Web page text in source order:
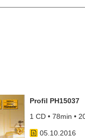
Profil PH15037
1 CD • 78min •
05.10.2016